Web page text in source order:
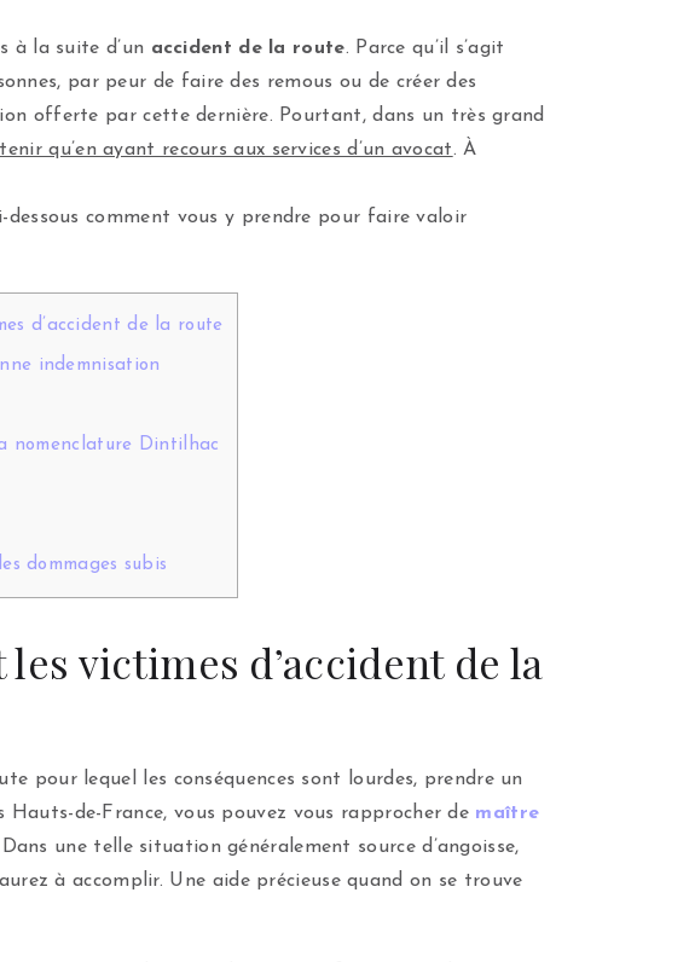
à la suite d’un accident de la route. Parce qu’il s’agit
par peur de faire des remous ou de créer des
offerte par cette dernière. Pourtant, dans un très grand
qu’en ayant recours aux services d’un avocat. À
dessous comment vous y prendre pour faire valoir
d’accident de la route
indemnisation
nomenclature Dintilhac
dommages subis
victimes d’accident de la
pour lequel les conséquences sont lourdes, prendre un
de-France, vous pouvez vous rapprocher de maître
une telle situation généralement source d’angoisse,
à accomplir. Une aide précieuse quand on se trouve